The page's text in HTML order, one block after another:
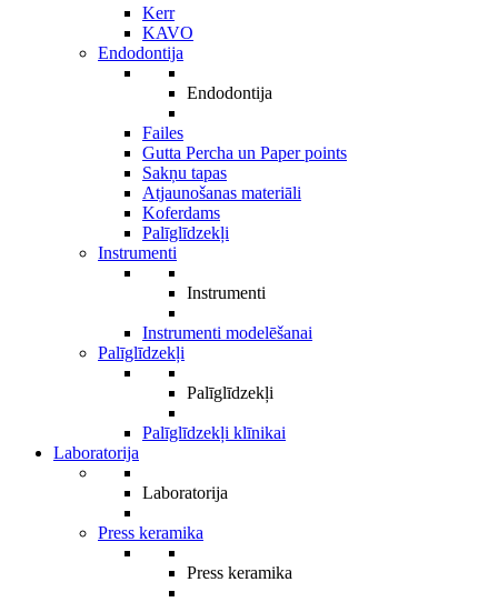
Kerr
KAVO
Endodontija
Endodontija
Failes
Gutta Percha un Paper points
Sakņu tapas
Atjaunošanas materiāli
Koferdams
Palīglīdzekļi
Instrumenti
Instrumenti
Instrumenti modelēšanai
Palīglīdzekļi
Palīglīdzekļi
Palīglīdzekļi klīnikai
Laboratorija
Laboratorija
Press keramika
Press keramika